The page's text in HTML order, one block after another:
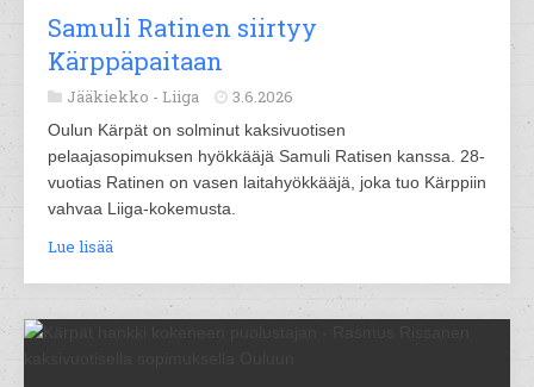
Samuli Ratinen siirtyy
Kärppäpaitaan
Jääkiekko - Liiga 3.6.2026
Oulun Kärpät on solminut kaksivuotisen
pelaajasopimuksen hyökkääjä Samuli Ratisen kanssa. 28-
vuotias Ratinen on vasen laitahyökkääjä, joka tuo Kärppiin
vahvaa Liiga-kokemusta.
Lue lisää